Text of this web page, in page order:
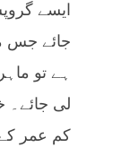
ایسے
جائے جس
ہے تو
لی جائے۔
کم عمر